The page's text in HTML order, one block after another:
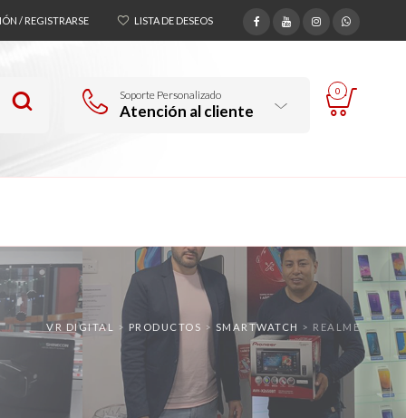
/ REGISTRARSE LISTA DE DESEOS
Soporte Personalizado
Atención al cliente
0
VR DIGITAL > PRODUCTOS > SMARTWATCH > REALME